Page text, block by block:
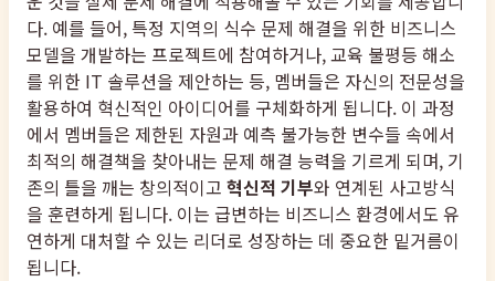
다. 예를 들어, 특정 지역의 식수 문제 해결을 위한 비즈니스
모델을 개발하는 프로젝트에 참여하거나, 교육 불평등 해소
를 위한 IT 솔루션을 제안하는 등, 멤버들은 자신의 전문성을
활용하여 혁신적인 아이디어를 구체화하게 됩니다. 이 과정
에서 멤버들은 제한된 자원과 예측 불가능한 변수들 속에서
최적의 해결책을 찾아내는 문제 해결 능력을 기르게 되며, 기
존의 틀을 깨는 창의적이고 혁신적 기부와 연계된 사고방식
을 훈련하게 됩니다. 이는 급변하는 비즈니스 환경에서도 유
연하게 대처할 수 있는 리더로 성장하는 데 중요한 밑거름이
됩니다.